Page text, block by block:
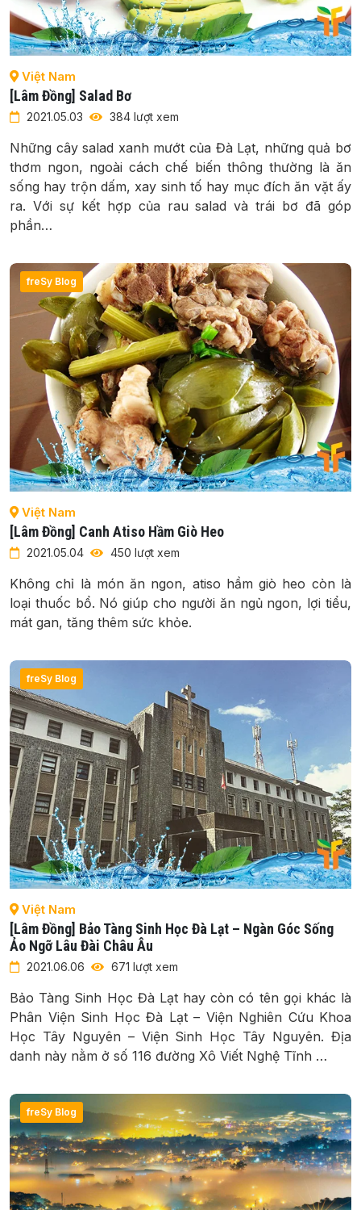
Việt Nam
[Lâm Đồng] Salad Bơ
2021.05.03 384 lượt xem
Những cây salad xanh mướt của Đà Lạt, những quả bơ
thơm ngon, ngoài cách chế biến thông thường là ăn
sống hay trộn dấm, xay sinh tố hay mục đích ăn vặt ấy
ra. Với sự kết hợp của rau salad và trái bơ đã góp
phần…
freSy Blog
Việt Nam
[Lâm Đồng] Canh Atiso Hầm Giò Heo
2021.05.04 450 lượt xem
Không chỉ là món ăn ngon, atiso hầm giò heo còn là
loại thuốc bổ. Nó giúp cho người ăn ngủ ngon, lợi tiểu,
mát gan, tăng thêm sức khỏe.
freSy Blog
Việt Nam
[Lâm Đồng] Bảo Tàng Sinh Học Đà Lạt – Ngàn Góc Sống
Ảo Ngỡ Lâu Đài Châu Âu
2021.06.06 671 lượt xem
Bảo Tàng Sinh Học Đà Lạt hay còn có tên gọi khác là
Phân Viện Sinh Học Đà Lạt – Viện Nghiên Cứu Khoa
Học Tây Nguyên – Viện Sinh Học Tây Nguyên. Địa
danh này nằm ở số 116 đường Xô Viết Nghệ Tĩnh …
freSy Blog